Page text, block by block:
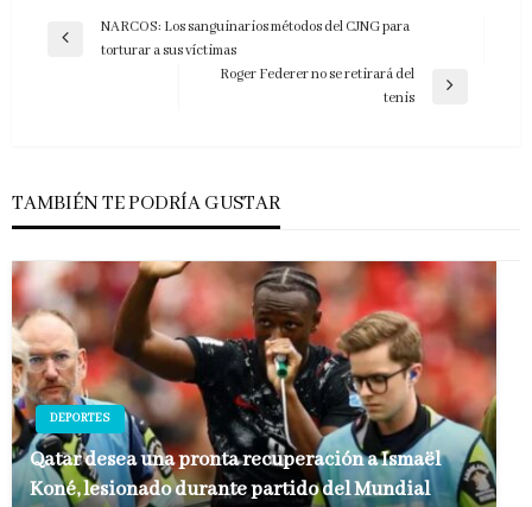
Navegación
Entrada
NARCOS: Los sanguinarios métodos del CJNG para
torturar a sus víctimas
Roger Federer no se retirará del
tenis
TAMBIÉN TE PODRÍA GUSTAR
DEPORTES
Qatar desea una pronta recuperación a Ismaël
Koné, lesionado durante partido del Mundial